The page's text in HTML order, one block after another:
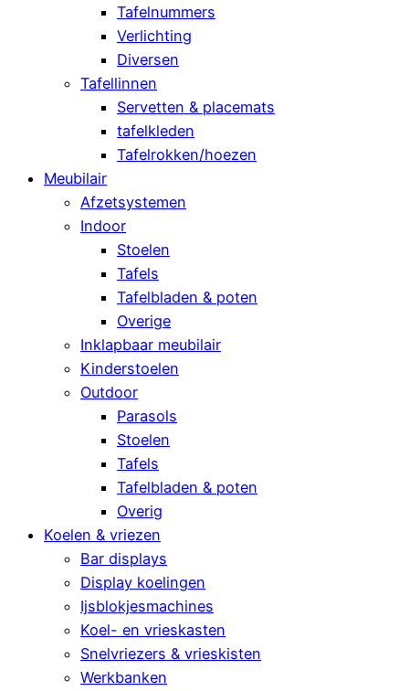
Tafelnummers
Verlichting
Diversen
Tafellinnen
Servetten & placemats
tafelkleden
Tafelrokken/hoezen
Meubilair
Afzetsystemen
Indoor
Stoelen
Tafels
Tafelbladen & poten
Overige
Inklapbaar meubilair
Kinderstoelen
Outdoor
Parasols
Stoelen
Tafels
Tafelbladen & poten
Overig
Koelen & vriezen
Bar displays
Display koelingen
Ijsblokjesmachines
Koel- en vrieskasten
Snelvriezers & vrieskisten
Werkbanken